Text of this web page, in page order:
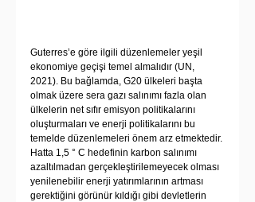
Guterres’e göre ilgili düzenlemeler yeşil
ekonomiye geçişi temel almalıdır (UN,
2021). Bu bağlamda, G20 ülkeleri başta
olmak üzere sera gazı salınımı fazla olan
ülkelerin net sıfır emisyon politikalarını
oluşturmaları ve enerji politikalarını bu
temelde düzenlemeleri önem arz etmektedir.
Hatta 1,5 ° C hedefinin karbon salınımı
azaltılmadan gerçekleştirilemeyecek olması
yenilenebilir enerji yatırımlarının artması
gerektiğini görünür kıldığı gibi devletlerin